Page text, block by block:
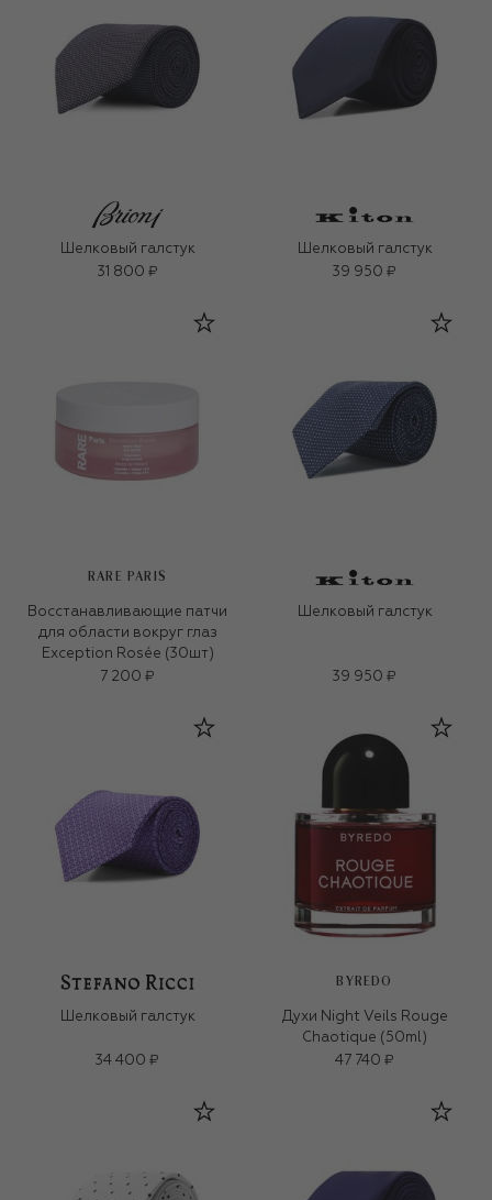
Шелковый галстук
31 800 ₽
Шелковый галстук
39 950 ₽
RARE PARIS
Восстанавливающие патчи
для области вокруг глаз
Exception Rosée (30шт)
7 200 ₽
Шелковый галстук
39 950 ₽
Шелковый галстук
34 400 ₽
BYREDO
Духи Night Veils Rouge
Chaotique (50ml)
47 740 ₽